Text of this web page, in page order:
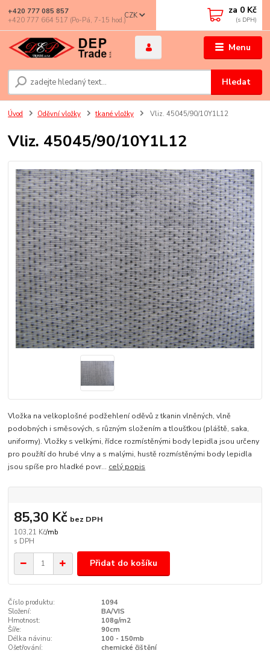
Menu
CZK
Hledat
+420 777 085 857
+420 777 664 517 (Po-Pá, 7-15 hod.)
za 0 Kč
Úvod Oděvní vložky tkané vložky Vliz. 45045/90/10Y1L12
Vliz. 45045/90/10Y1L12
Vložka na velkoplošné podžehlení oděvů z tkanin vlněných, vlně
podobných i směsových, s různým složením a tloušťkou (pláště, saka,
uniformy). Vložky s velkými, řídce rozmístěnými body lepidla jsou určeny
pro použítí do hrubé vlny a s malými, hustě rozmístěnými body lepidla
jsou spíše pro hladké povr... celý popis
103,21 Kč/mb
85,30 Kč bez DPH
Přidat do košíku
Číslo produktu:
1094
Složení:
BA/VIS
Hmotnost:
108g/m2
Šíře:
90cm
Délka návinu:
100 - 150mb
Ošetřování:
chemické čištění